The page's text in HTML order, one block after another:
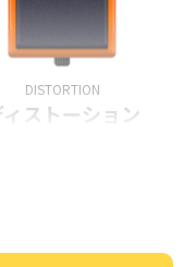
DISTORTION
ストーション